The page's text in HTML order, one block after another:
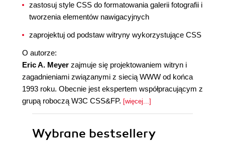
zastosuj style CSS do formatowania galerii fotografii i
tworzenia elementów nawigacyjnych
zaprojektuj od podstaw witryny wykorzystujące CSS
O autorze:
Eric A. Meyer zajmuje się projektowaniem witryn i
zagadnieniami związanymi z siecią WWW od końca
1993 roku. Obecnie jest ekspertem współpracującym z
grupą roboczą W3C CSS&FP.
[więcej...]
Wybrane bestsellery